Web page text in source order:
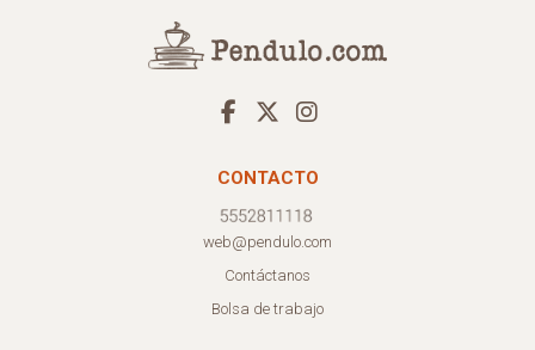
CONTACTO
web@pendulo.com
Contáctanos
Bolsa de trabajo